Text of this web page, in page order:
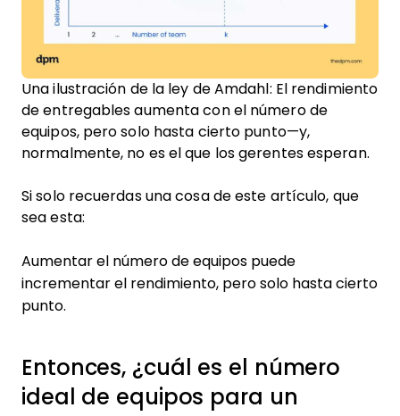
Una ilustración de la ley de Amdahl: El rendimiento
de entregables aumenta con el número de
equipos, pero solo hasta cierto punto—y,
normalmente, no es el que los gerentes esperan.
Si solo recuerdas una cosa de este artículo, que
sea esta:
Aumentar el número de equipos puede
incrementar el rendimiento, pero solo hasta cierto
punto.
Entonces, ¿cuál es el número
ideal de equipos para un